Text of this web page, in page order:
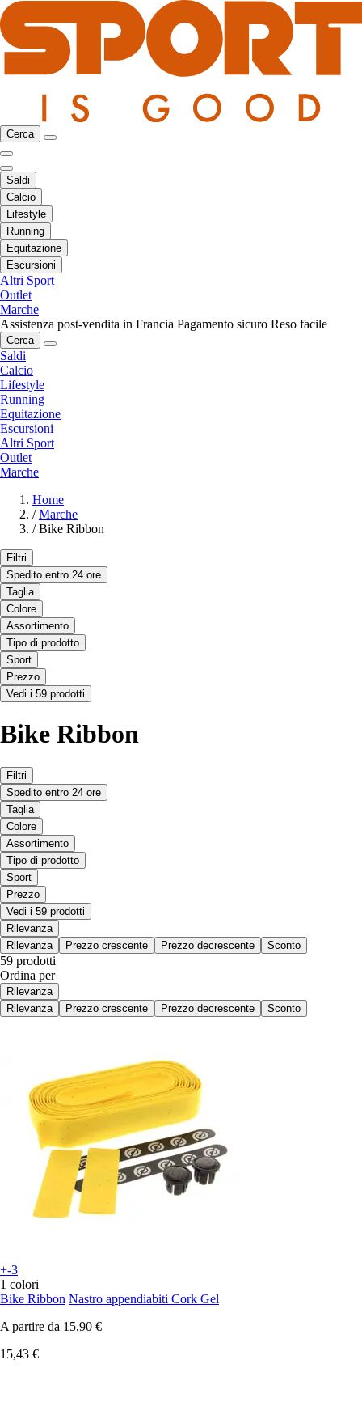
Cerca
Saldi
Calcio
Lifestyle
Running
Equitazione
Escursioni
Altri Sport
Outlet
Marche
Assistenza post-vendita in Francia Pagamento sicuro Reso facile
Cerca
Saldi
Calcio
Lifestyle
Running
Equitazione
Escursioni
Altri Sport
Outlet
Marche
Home
/ Marche
/ Bike Ribbon
Filtri
Spedito entro 24 ore
Taglia
Colore
Assortimento
Tipo di prodotto
Sport
Prezzo
Vedi i 59 prodotti
Bike Ribbon
Filtri
Spedito entro 24 ore
Taglia
Colore
Assortimento
Tipo di prodotto
Sport
Prezzo
Vedi i 59 prodotti
Rilevanza
Rilevanza
Prezzo crescente Prezzo decrescente Sconto
59 prodotti
Ordina per
Rilevanza
Rilevanza
Prezzo crescente Prezzo decrescente Sconto
+-3
1 colori
Bike Ribbon Nastro appendiabiti Cork Gel
A partire da 15,90 €
15,43 €